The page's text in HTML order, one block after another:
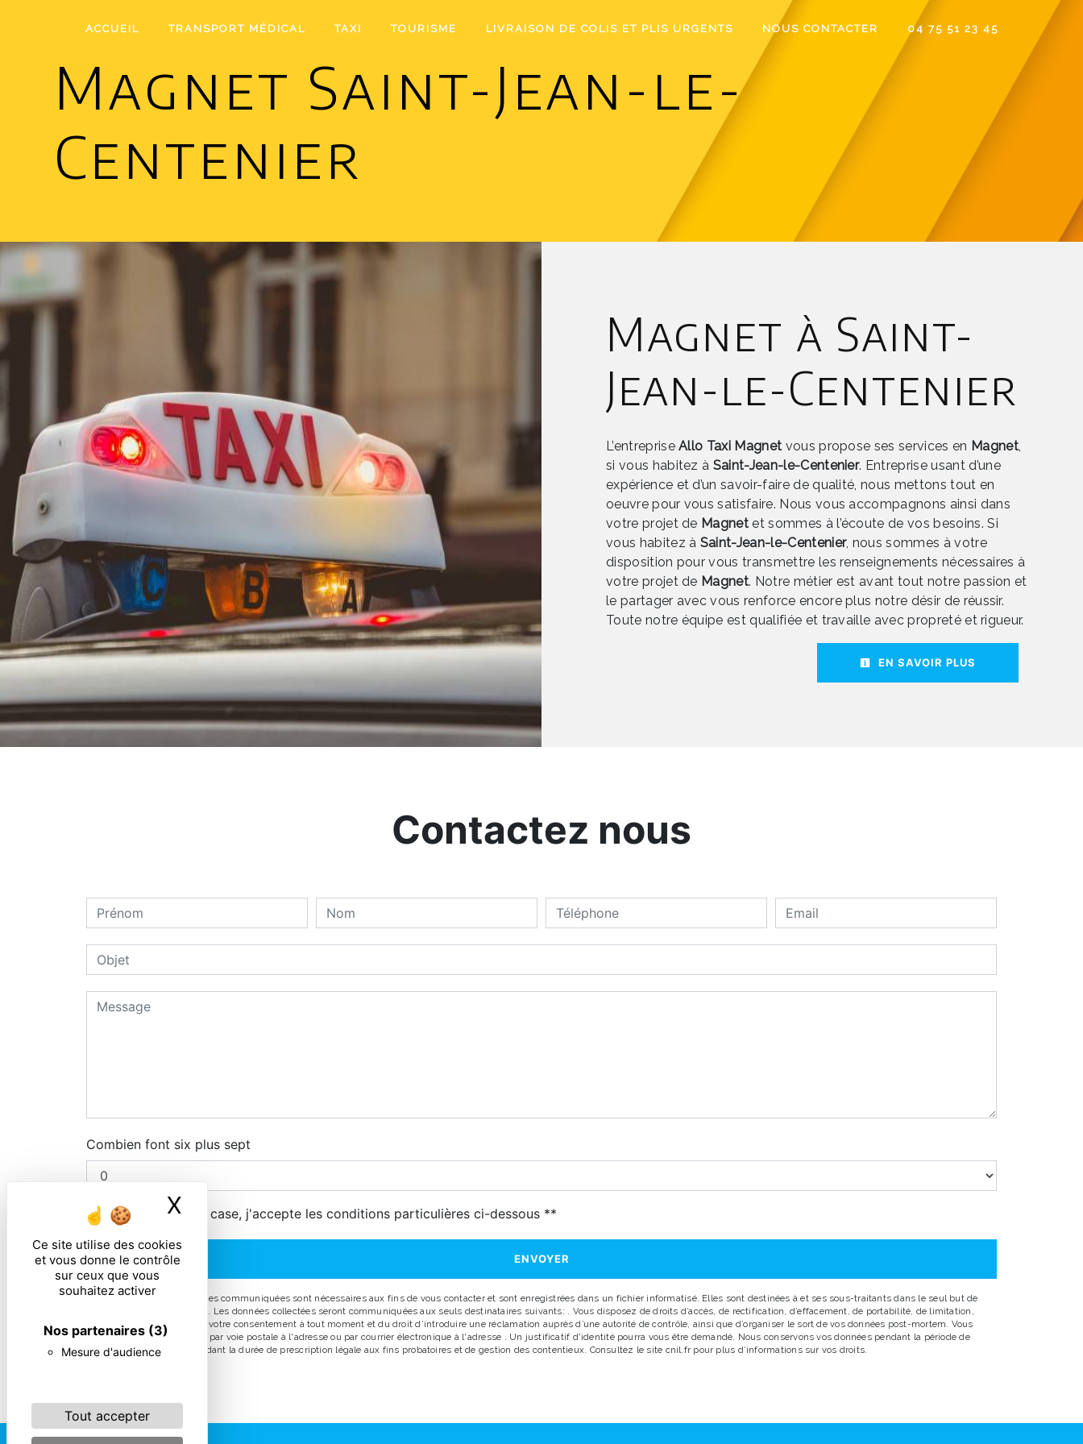
Ce site utilise des cookies
et vous donne le contrôle
sur ceux que vous
souhaitez activer
Nos partenaires (3)
Mesure d'audience
Tout accepter
X Masquer le bandeau des cookies
ACCUEIL TRANSPORT MÉDICAL TAXI TOURISME LIVRAISON DE COLIS ET PLIS URGENTS NOUS CONTACTER 04 75 51 23 45
Magnet Saint-Jean-le-
Centenier
Magnet à Saint-
Jean-le-Centenier
L’entrepriseAllo Taxi Magnet vous propose ses services en Magnet,
si vous habitez à Saint-Jean-le-Centenier. Entreprise usant d’une
expérience et d’un savoir-faire de qualité, nous mettons tout en
oeuvre pour vous satisfaire. Nous vous accompagnons ainsi dans
votre projet de Magnet et sommes à l’écoute de vos besoins. Si
vous habitez à Saint-Jean-le-Centenier, nous sommes à votre
disposition pour vous transmettre les renseignements nécessaires à
votre projet de Magnet. Notre métier est avant tout notre passion et
le partager avec vous renforce encore plus notre désir de réussir.
Toute notre équipe est qualifiée et travaille avec propreté et rigueur.
EN SAVOIR PLUS
Contactez nous
Combien font six plus sept
En cochant cette case, j'accepte les conditions particulières ci-dessous **
ENVOYER
** Les données personnelles communiquées sont nécessaires aux fins de vous contacter et sont enregistrées dans un fichier informatisé. Elles sont destinées à et ses sous-traitants dans le seul but de
répondre à votre message. Les données collectées seront communiquées aux seuls destinataires suivants: . Vous disposez de droits d’accès, de rectification, d’effacement, de portabilité, de limitation,
d’opposition, de retrait de votre consentement à tout moment et du droit d’introduire une réclamation auprès d’une autorité de contrôle, ainsi que d’organiser le sort de vos données post-mortem. Vous
pouvez exercer ces droits par voie postale à l'adresse ou par courrier électronique à l'adresse . Un justificatif d'identité pourra vous être demandé. Nous conservons vos données pendant la période de
prise de contact puis pendant la durée de prescription légale aux fins probatoires et de gestion des contentieux. Consultez le site cnil.fr pour plus d’informations sur vos droits.